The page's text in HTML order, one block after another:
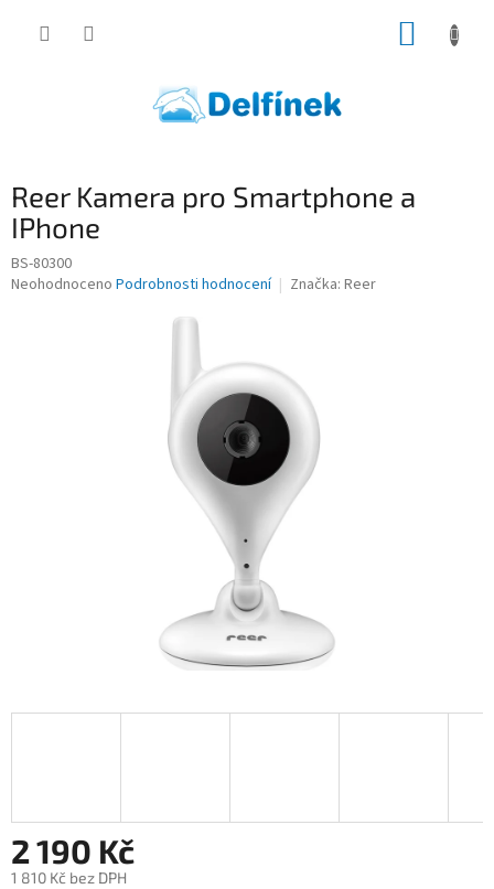
Reer Kamera pro Smartphone a
IPhone
BS-80300
Průměrné
Neohodnoceno Podrobnosti hodnocení Značka: Reer
2 190 Kč
1 810 Kč bez DPH